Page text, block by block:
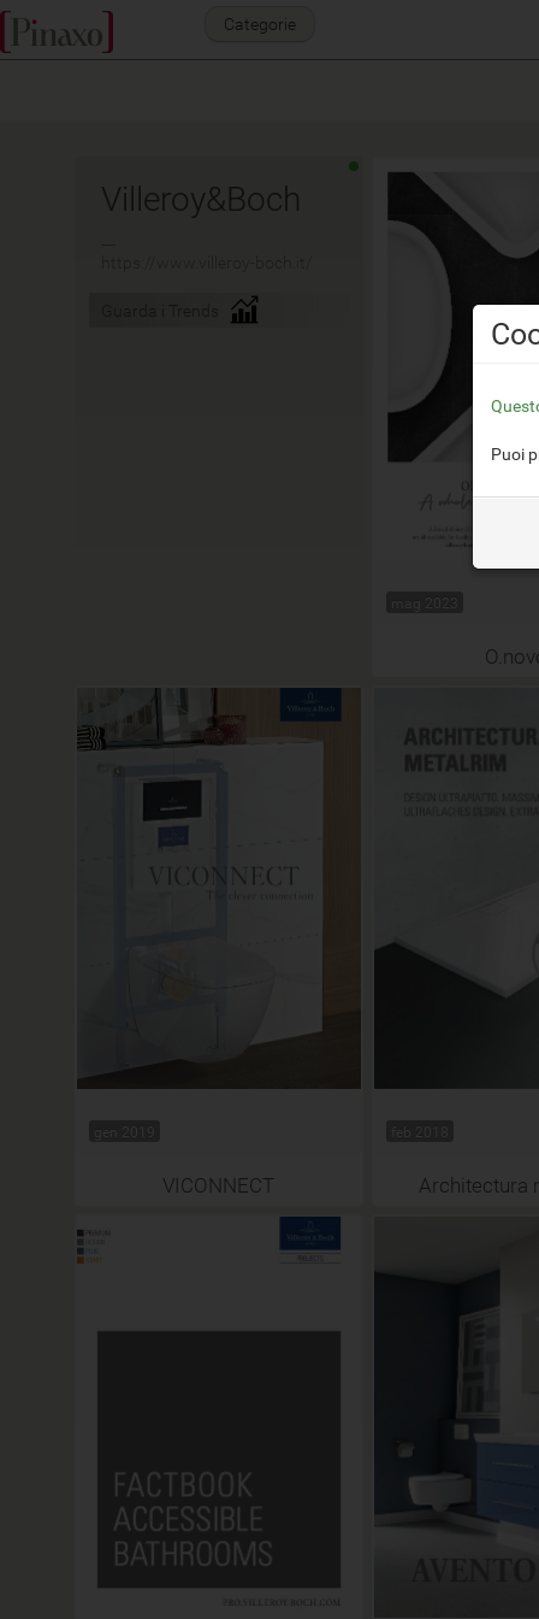
Categorie
Villeroy&Boch
mag 2023
gen 2019
VICONNECT
feb 2018
Architectura
Puoi